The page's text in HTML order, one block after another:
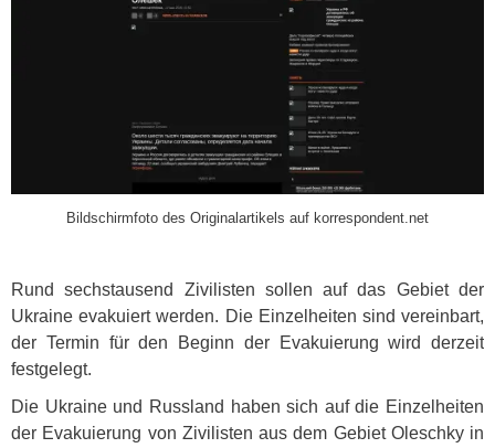
Bildschirmfoto des Originalartikels auf korrespondent.net
Rund sechstausend Zivilisten sollen auf das Gebiet der
Ukraine evakuiert werden. Die Einzelheiten sind vereinbart,
der Termin für den Beginn der Evakuierung wird derzeit
festgelegt.
Die Ukraine und Russland haben sich auf die Einzelheiten
der Evakuierung von Zivilisten aus dem Gebiet Oleschky in